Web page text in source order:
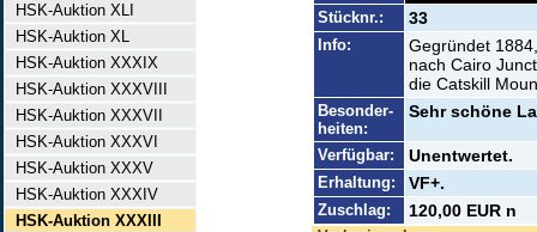
HSK-Auktion XLI
HSK-Auktion XL
HSK-Auktion XXXIX
HSK-Auktion XXXVIII
HSK-Auktion XXXVII
HSK-Auktion XXXVI
HSK-Auktion XXXV
HSK-Auktion XXXIV
HSK-Auktion XXXIII
Stücknr.: 33
Info:
Gegründet
nach Cairo
die Catskill
Besonder-
heiten:
Sehr schöne
Verfügbar: Unentwertet.
Erhaltung: VF+.
Zuschlag: 120,00 EUR n